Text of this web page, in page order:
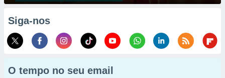
Siga-nos
O tempo no seu email